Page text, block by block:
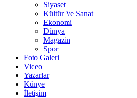
Siyaset
Kültür Ve Sanat
Ekonomi
Dünya
Magazin
Spor
Foto Galeri
Video
Yazarlar
Künye
İletişim